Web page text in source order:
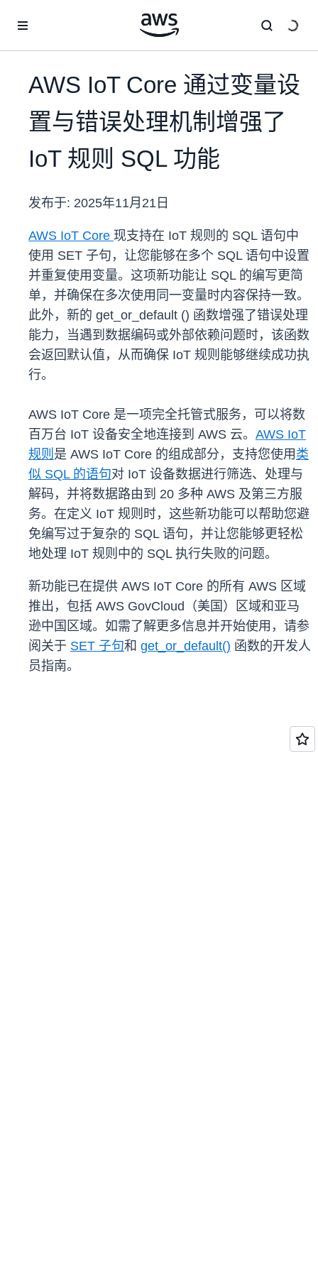
AWS IoT Core 通过变量设
置与错误处理机制增强了
IoT 规则 SQL 功能
发布于: 2025年11月21日
AWS IoT Core 现支持在 IoT 规则的 SQL 语句中
使用 SET 子句，让您能够在多个 SQL 语句中设置
并重复使用变量。这项新功能让 SQL 的编写更简
单，并确保在多次使用同一变量时内容保持一致。
此外，新的 get_or_default () 函数增强了错误处理
能力，当遇到数据编码或外部依赖问题时，该函数
会返回默认值，从而确保 IoT 规则能够继续成功执
行。
AWS IoT Core 是一项完全托管式服务，可以将数
百万台 IoT 设备安全地连接到 AWS 云。 AWS IoT
规则 是 AWS IoT Core 的组成部分，支持您使用 类
似 SQL 的语句对 IoT 设备数据进行筛选、处理与
解码，并将数据路由到 20 多种 AWS 及第三方服
务。在定义 IoT 规则时，这些新功能可以帮助您避
免编写过于复杂的 SQL 语句，并让您能够更轻松
地处理 IoT 规则中的 SQL 执行失败的问题。
新功能已在提供 AWS IoT Core 的所有 AWS 区域
推出，包括 AWS GovCloud（美国）区域和亚马
逊中国区域。如需了解更多信息并开始使用，请参
阅关于 SET 子句和 get_or_default() 函数的开发人
员指南。